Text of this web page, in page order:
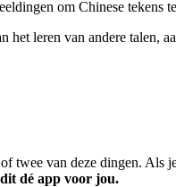
het leren van andere talen,
twee van deze dingen.
dé app voor jou.